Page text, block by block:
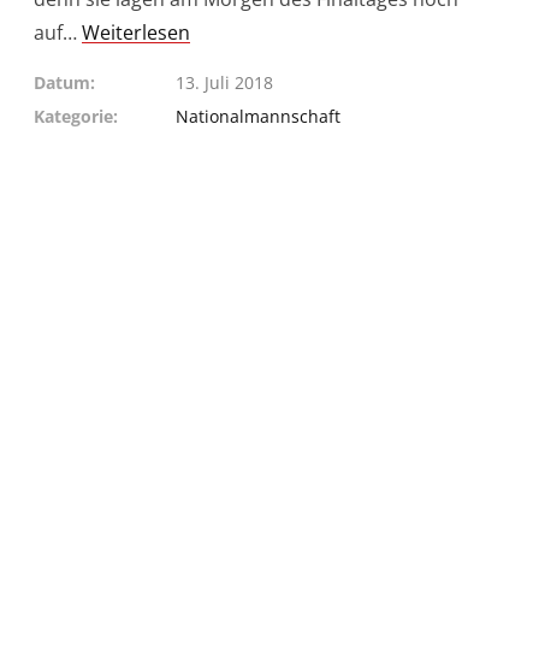
auf…Weiterlesen
Datum
13. Juli 2018
Kategorie
Nationalmannschaft